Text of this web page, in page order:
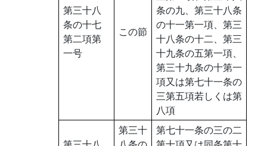
第三十八
条の十七
第二項第
一号
この節
条の九、第三十八条
の十一第一項、第三
十八条の十二、第三
十九条の五第一項、
第三十九条の十第一
項又は第七十一条の
三第五項若しくは第
八項
第三十
第七十一条の三の二